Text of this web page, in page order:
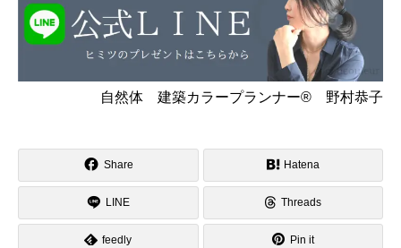
自然体 建築カラープランナー® 野村恭子
Share Hatena
LINE Threads
feedly Pin it